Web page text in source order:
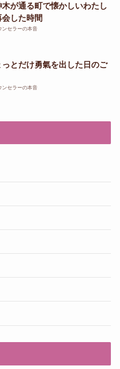
木が通る町で懐かしいわたし
会した時間
ンセラーの本音
っとだけ勇氣を出した日のご
ンセラーの本音